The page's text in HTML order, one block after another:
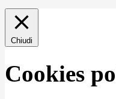
Chiudi
Cookies